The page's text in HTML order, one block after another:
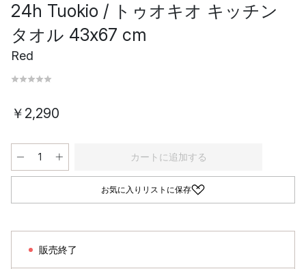
24h Tuokio / トゥオキオ キッチン
タオル 43x67 cm
Red
￥2,290
カートに追加する
お気に入りリストに保存
販売終了